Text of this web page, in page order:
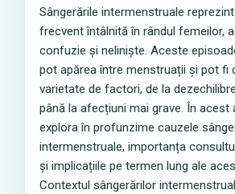
Sângerările intermenstruale
frecvent întâlnită în rândul femeilor,
confuzie și neliniște. Aceste
pot apărea între menstruații și pot fi
varietate de factori, de la
până la afecțiuni mai grave. În acest
explora în profunzime cauzele
intermenstruale, importanța
și implicațiile pe termen lung ale
Contextul sângerărilor